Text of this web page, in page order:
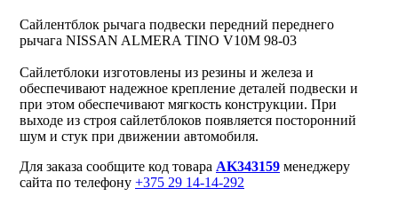
Сайлентблок рычага подвески передний переднего
рычага NISSAN ALMERA TINO V10M 98-03
Сайлетблоки изготовлены из резины и железа и
обеспечивают надежное крепление деталей подвески и
при этом обеспечивают мягкость конструкции. При
выходе из строя сайлетблоков появляется посторонний
шум и стук при движении автомобиля.
Для заказа сообщите код товара AK343159 менеджеру
сайта по телефону +375 29 14-14-292